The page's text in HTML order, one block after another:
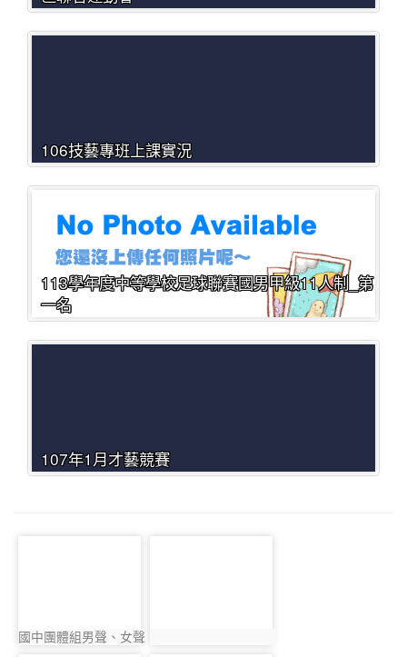
106技藝專班上課實況
113學年度中等學校足球聯賽國男甲級11人制_第
一名
107年1月才藝競賽
國中團體組男聲、女聲
photo:3972